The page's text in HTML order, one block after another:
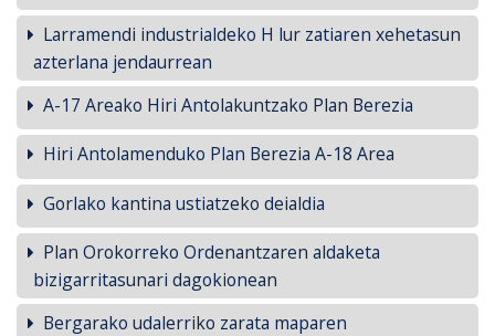
Larramendi industrialdeko H lur zatiaren xehetasun
azterlana jendaurrean
A-17 Areako Hiri Antolakuntzako Plan Berezia
Hiri Antolamenduko Plan Berezia A-18 Area
Gorlako kantina ustiatzeko deialdia
Plan Orokorreko Ordenantzaren aldaketa
bizigarritasunari dagokionean
Bergarako udalerriko zarata maparen